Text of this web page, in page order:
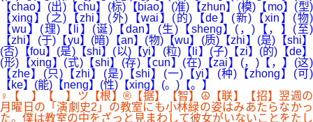
【chao】(出)【chu】(标)【biao】(准)【zhun】(模)【mo】(型)
【xing】(之)【zhi】(外)【wai】(的)【de】(新)【xin】(物)
【wu】(理)【li】(诞)【dan】(生)【sheng】(，)【，】(至)
【zhi】(于)【yu】(暗)【an】(物)【wu】(质)【zhi】(是)【shi】
(否)【fou】(是)【shi】(以)【yi】(粒)【li】(子)【zi】(的)【de】
(形)【xing】(式)【shi】(存)【cun】(在)【zai】(，)【，】(这)
【zhe】(只)【zhi】(是)【shi】(一)【yi】(种)【zhong】(可)
【ke】(能)【neng】(性)【xing】(。)【。】
♀【 】【 】ツ【根】®【据】【智】☮【联】【招】翌週の
月曜日の「演劇史2」の教室にも小林緑の姿はみあたらなかっ
た。僕は教室の中をざっと見まわして彼女がいないことをたし